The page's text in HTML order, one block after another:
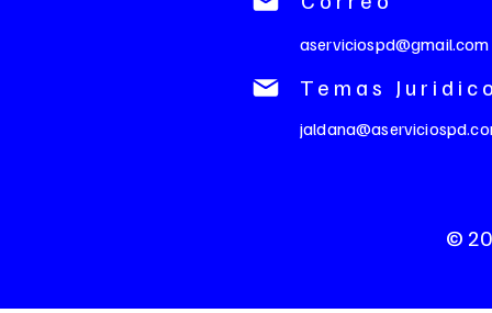
aserviciospd@gmail.com
Temas
©